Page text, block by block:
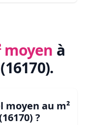
moyen à
.
moyen au m²
?